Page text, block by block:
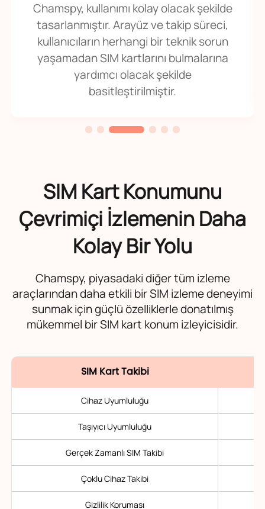
Chamspy, kullanımı kolay olacak şekilde
tasarlanmıştır. Arayüz ve takip süreci,
kullanıcıların herhangi bir teknik sorun
yaşamadan SIM kartlarını bulmalarına
yardımcı olacak şekilde
basitleştirilmiştir.
SIM Kart Konumunu
Çevrimiçi İzlemenin Daha
Kolay Bir Yolu
Chamspy, piyasadaki diğer tüm izleme
araçlarından daha etkili bir SIM izleme deneyimi
sunmak için güçlü özelliklerle donatılmış
mükemmel bir SIM kart konum izleyicisidir.
SIM Kart Takibi
Cihaz Uyumluluğu
Taşıyıcı Uyumluluğu
Gerçek Zamanlı SIM Takibi
Çoklu Cihaz Takibi
Gizlilik Koruması